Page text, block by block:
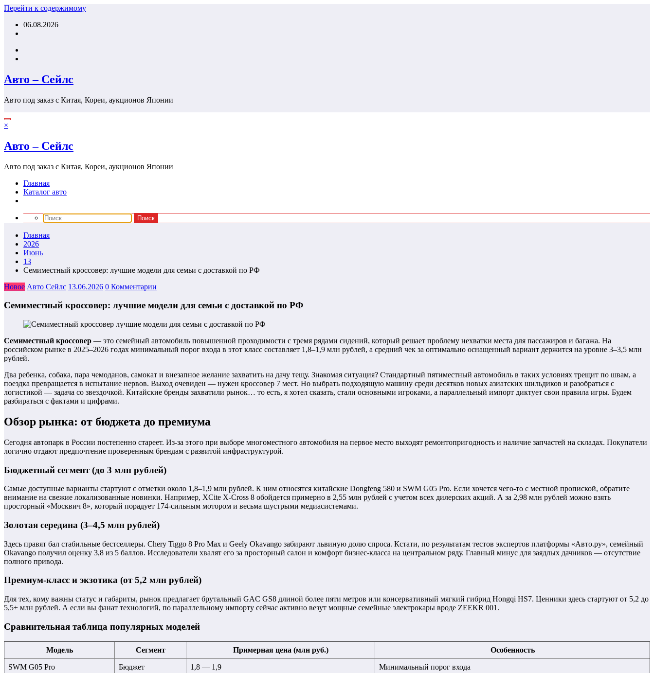
Перейти к содержимому
06.08.2026
Авто – Сейлс
Авто под заказ с Китая, Кореи, аукционов Японии
×
Авто – Сейлс
Авто под заказ с Китая, Кореи, аукционов Японии
Главная
Каталог авто
Главная
2026
Июнь
13
Семиместный кроссовер: лучшие модели для семьи с доставкой по РФ
Новое Авто Сейлс 13.06.2026 0 Комментарии
Семиместный кроссовер: лучшие модели для семьи с доставкой по РФ
Семиместный кроссовер — это семейный автомобиль повышенной проходимости с тремя рядами сидений, который решает проблему нехватки места для пассажиров и багажа. На
российском рынке в 2025–2026 годах минимальный порог входа в этот класс составляет 1,8–1,9 млн рублей, а средний чек за оптимально оснащенный вариант держится на уровне 3–3,5 млн
рублей.
Два ребенка, собака, пара чемоданов, самокат и внезапное желание захватить на дачу тещу. Знакомая ситуация? Стандартный пятиместный автомобиль в таких условиях трещит по швам, а
поездка превращается в испытание нервов. Выход очевиден — нужен кроссовер 7 мест. Но выбрать подходящую машину среди десятков новых азиатских шильдиков и разобраться с
логистикой — задача со звездочкой. Китайские бренды захватили рынок… то есть, я хотел сказать, стали основными игроками, а параллельный импорт диктует свои правила игры. Будем
разбираться с фактами и цифрами.
Обзор рынка: от бюджета до премиума
Сегодня автопарк в России постепенно стареет. Из-за этого при выборе многоместного автомобиля на первое место выходят ремонтопригодность и наличие запчастей на складах. Покупатели
логично отдают предпочтение проверенным брендам с развитой инфраструктурой.
Бюджетный сегмент (до 3 млн рублей)
Самые доступные варианты стартуют с отметки около 1,8–1,9 млн рублей. К ним относятся китайские Dongfeng 580 и SWM G05 Pro. Если хочется чего-то с местной пропиской, обратите
внимание на свежие локализованные новинки. Например, XCite X-Cross 8 обойдется примерно в 2,55 млн рублей с учетом всех дилерских акций. А за 2,98 млн рублей можно взять
просторный «Москвич 8», который порадует 174-сильным мотором и весьма шустрыми медиасистемами.
Золотая середина (3–4,5 млн рублей)
Здесь правят бал стабильные бестселлеры. Chery Tiggo 8 Pro Max и Geely Okavango забирают львиную долю спроса. Кстати, по результатам тестов экспертов платформы «Авто.ру», семейный
Okavango получил оценку 3,8 из 5 баллов. Исследователи хвалят его за просторный салон и комфорт бизнес-класса на центральном ряду. Главный минус для заядлых дачников — отсутствие
полного привода.
Премиум-класс и экзотика (от 5,2 млн рублей)
Для тех, кому важны статус и габариты, рынок предлагает брутальный GAC GS8 длиной более пяти метров или консервативный мягкий гибрид Hongqi HS7. Ценники здесь стартуют от 5,2 до
5,5+ млн рублей. А если вы фанат технологий, по параллельному импорту сейчас активно везут мощные семейные электрокары вроде ZEEKR 001.
Сравнительная таблица популярных моделей
Модель Сегмент Примерная цена (млн руб.) Особенность
SWM G05 Pro Бюджет 1,8 — 1,9 Минимальный порог входа